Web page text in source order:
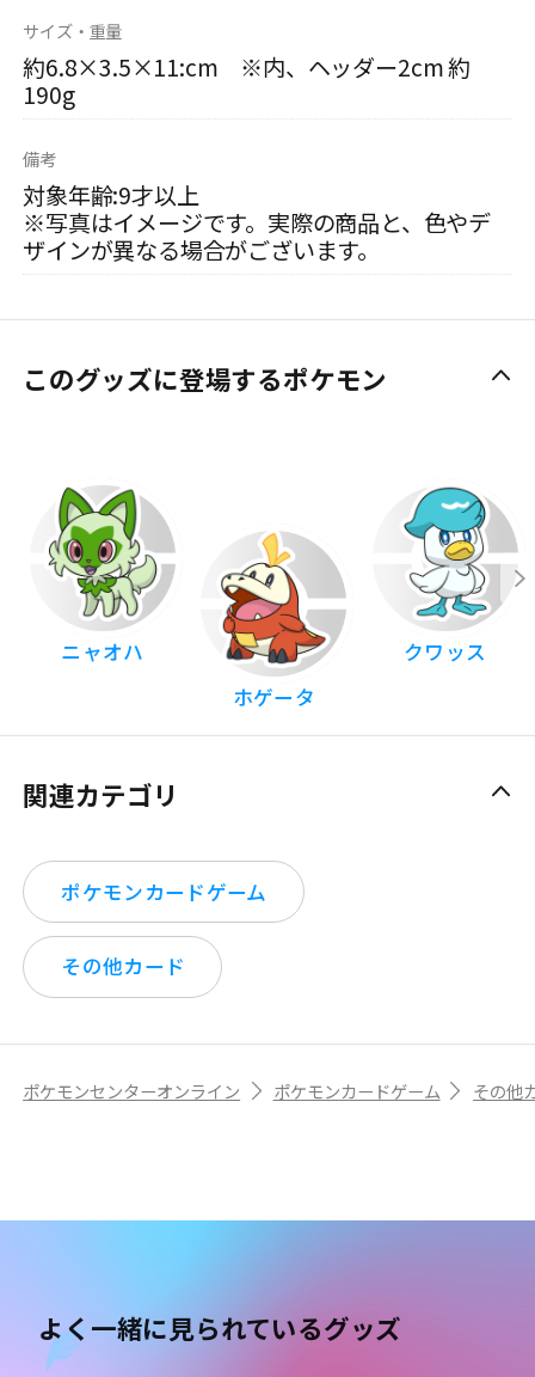
サイズ・重量
約6.8×3.5×11:cm ※内、ヘッダー2cm 約
190g
備考
対象年齢:9才以上
※写真はイメージです。実際の商品と、色やデ
ザインが異なる場合がございます。
このグッズに登場するポケモン
ニャオハ
ホゲータ
クワッス
関連カテゴリ
ポケモンカードゲーム
その他カード
ポケモンセンターオンライン ポケモンカードゲーム その他
よく一緒に見られているグッズ